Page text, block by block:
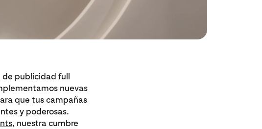
de publicidad full
nuevas
que tus campañas
y poderosas.
, nuestra cumbre